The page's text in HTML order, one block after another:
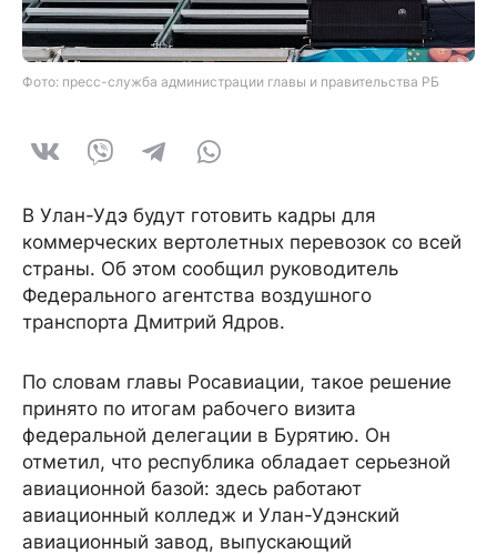
Фото: пресс-служба администрации главы и правительства РБ
В Улан-Удэ будут готовить кадры для
коммерческих вертолетных перевозок со всей
страны. Об этом сообщил руководитель
Федерального агентства воздушного
транспорта Дмитрий Ядров.
По словам главы Росавиации, такое решение
принято по итогам рабочего визита
федеральной делегации в Бурятию. Он
отметил, что республика обладает серьезной
авиационной базой: здесь работают
авиационный колледж и Улан-Удэнский
авиационный завод, выпускающий